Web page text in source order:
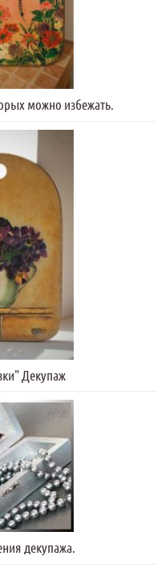
можно избежать.
Декупаж
декупажа.